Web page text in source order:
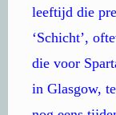
leeftijd die
‘Schicht’,
die voor
in Glasgow,